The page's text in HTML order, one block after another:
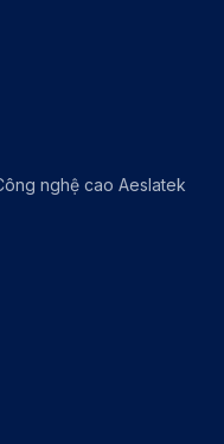
nghệ cao Aeslatek